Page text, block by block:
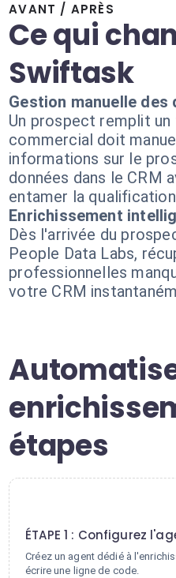
AVANT / APRÈS
Ce qui
Swiftask
Gestion manuelle des
Un prospect remplit un
commercial doit
informations sur le
données dans le CRM
entamer la
Enrichissement
Dès l'arrivée du
People Data Labs,
professionnelles
votre CRM
étapes
ÉTAPE 1 : Configurez
Créez un agent dédié à
écrire une ligne de code.